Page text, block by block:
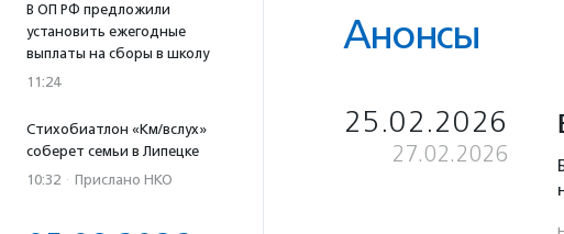
В ОП РФ предложили
установить ежегодные
выплаты на сборы в школу
11:24
Стихобиатлон «Км/вслух»
соберет семьи в Липецке
10:32 · Прислано НКО
Анонсы
25.02.2026
27.02.2026